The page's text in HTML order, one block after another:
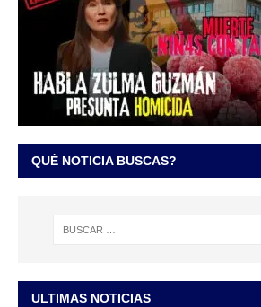
QUÉ NOTICIA BUSCAS?
ULTIMAS NOTICIAS